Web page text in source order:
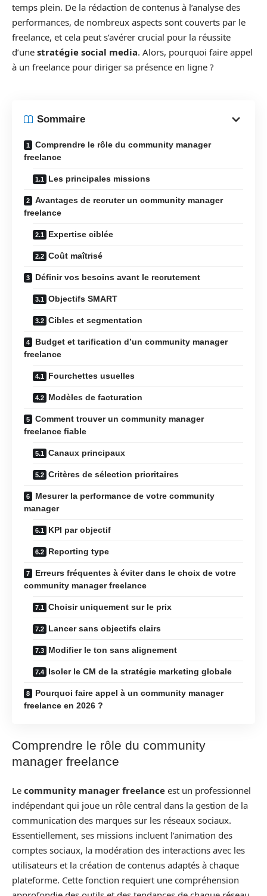
temps plein. De la rédaction de contenus à l’analyse des
performances, de nombreux aspects sont couverts par le
freelance, et cela peut s’avérer crucial pour la réussite
d’une stratégie social media. Alors, pourquoi faire appel
à un freelance pour diriger sa présence en ligne ?
Sommaire
Comprendre le rôle du community manager
freelance
Les principales missions
Avantages de recruter un community manager
freelance
Expertise ciblée
Coût maîtrisé
Définir vos besoins avant le recrutement
Objectifs SMART
Cibles et segmentation
Budget et tarification d’un community manager
freelance
Fourchettes usuelles
Modèles de facturation
Comment trouver un community manager
freelance fiable
Canaux principaux
Critères de sélection prioritaires
Mesurer la performance de votre community
manager
KPI par objectif
Reporting type
Erreurs fréquentes à éviter dans le choix de votre
community manager freelance
Choisir uniquement sur le prix
Lancer sans objectifs clairs
Modifier le ton sans alignement
Isoler le CM de la stratégie marketing globale
Pourquoi faire appel à un community manager
freelance en 2026 ?
Comprendre le rôle du community
manager freelance
Le community manager freelance est un professionnel
indépendant qui joue un rôle central dans la gestion de la
communication des marques sur les réseaux sociaux.
Essentiellement, ses missions incluent l’animation des
comptes sociaux, la modération des interactions avec les
utilisateurs et la création de contenus adaptés à chaque
plateforme. Cette fonction requiert une compréhension